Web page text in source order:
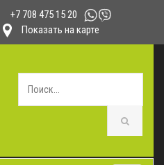
+7 708 475 15 20
Показать на карте